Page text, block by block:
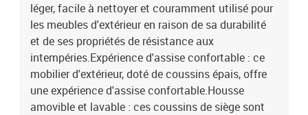
léger, facile à nettoyer et couramment utilisé pour
les meubles d'extérieur en raison de sa durabilité
et de ses propriétés de résistance aux
intempéries.Expérience d'assise confortable : ce
mobilier d'extérieur, doté de coussins épais, offre
une expérience d'assise confortable.Housse
amovible et lavable : ces coussins de siège sont